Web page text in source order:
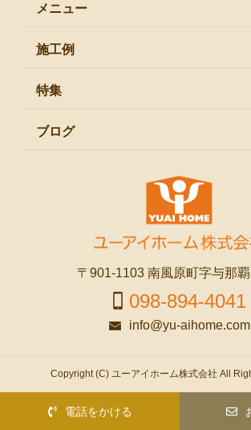
〒901-1103 南風原町字与那
098-894-4041
info@yu-aihome.com
メニュー
施工例
特集
ブログ
Copyright (C) ユーアイホーム株式会社 All
電話をかける